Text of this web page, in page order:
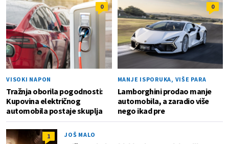
0
VISOKI NAPON
Tražnja oborila pogodnosti:
Kupovina električnog
automobila postaje skuplja
0
MANJE ISPORUKA, VIŠE PARA
Lamborghini prodao manje
automobila, a zaradio više
nego ikad pre
1 JOŠ MALO